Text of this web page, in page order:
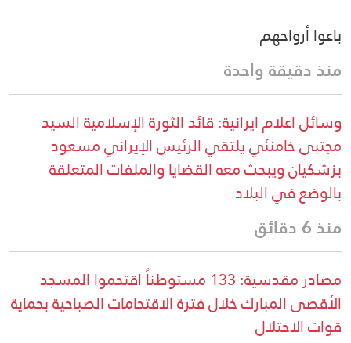
باعوا أرواحهم
منذ دقيقة واحدة
وسائل اعلام ايرانية: قائد الثورة الإسلامية السيد
مجتبى خامنئي يلتقي الرئيس الإيراني مسعود
بزشكيان ويبحث معه القضايا والملفات المتعلقة
بالوضع في البلاد
منذ 6 دقائق
مصادر مقدسية: 133 مستوطناً اقتحموا المسجد
الأقصى المبارك خلال فترة الاقتحامات الصباحية بحماية
قوات الاحتلال